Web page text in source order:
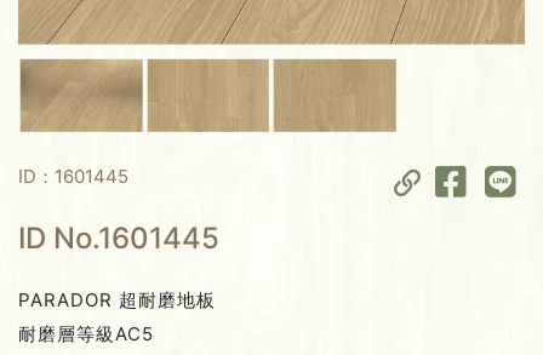
ID：1601445
ID No.1601445
PARADOR 超耐磨地板
耐磨層等級AC5